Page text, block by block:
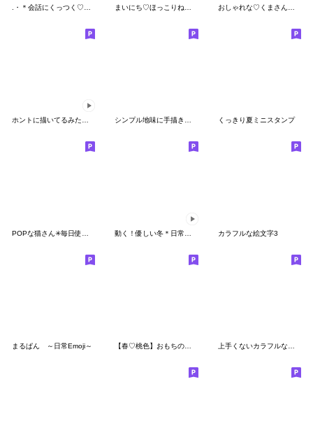
ホントに描いてるみたいに動くお手紙絵文字 シンプル地味に手描きな定番絵文字2 くっきり夏ミニスタンプ
カラフルな絵文字3
まるぱん ～日常Emoji～